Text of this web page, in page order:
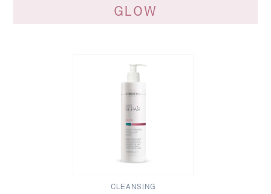
GLOW
CLEANSING